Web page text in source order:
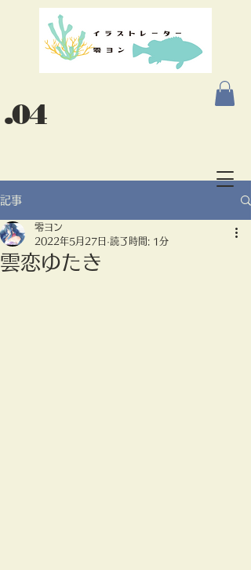
.04
記事
雲恋ゆたき
零ヨン
2022年5月27日 読了時間: 1分